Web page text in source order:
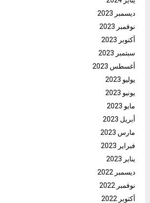
ديسمبر 2023
نوفمبر 2023
أكتوبر 2023
سبتمبر 2023
أغسطس 2023
يوليو 2023
يونيو 2023
مايو 2023
أبريل 2023
مارس 2023
فبراير 2023
يناير 2023
ديسمبر 2022
نوفمبر 2022
أكتوبر 2022